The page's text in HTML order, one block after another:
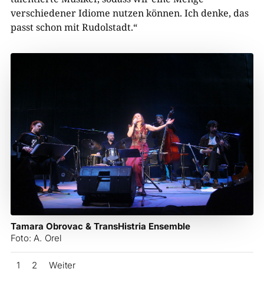
verschiedener Idiome nutzen können. Ich denke, das
passt schon mit Rudolstadt.“
Tamara Obrovac & TransHistria Ensemble
Foto: A. Orel
1 2 Weiter